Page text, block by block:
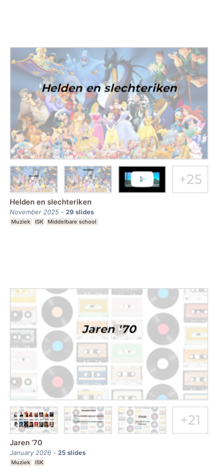
Helden en slechteriken
November 2025 - 29 slides
Muziek ISK Middelbare school
Jaren '70
January 2026 - 25slides
Muziek ISK